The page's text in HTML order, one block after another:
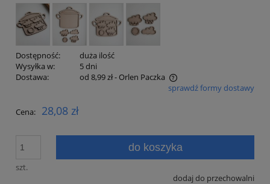
Dostępność:
duża ilość
Wysyłka w:
5 dni
Dostawa:
od 8,99 zł- Orlen Paczka
Cena nie zawiera ewentualnych kosztów płatnościsprawdź formy dostawy
Cena: 28,08 zł
szt.
do koszyka
dodaj do przechowalni